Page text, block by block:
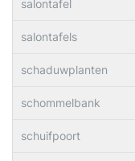
salontafel
salontafels
schaduwplanten
schommelbank
schuifpoort